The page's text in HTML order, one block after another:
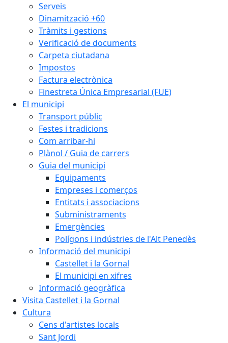
Serveis
Dinamització +60
Tràmits i gestions
Verificació de documents
Carpeta ciutadana
Impostos
Factura electrònica
Finestreta Única Empresarial (FUE)
El municipi
Transport públic
Festes i tradicions
Com arribar-hi
Plànol / Guia de carrers
Guia del municipi
Equipaments
Empreses i comerços
Entitats i associacions
Subministraments
Emergències
Polígons i indústries de l'Alt Penedès
Informació del municipi
Castellet i la Gornal
El municipi en xifres
Informació geogràfica
Visita Castellet i la Gornal
Cultura
Cens d'artistes locals
Sant Jordi